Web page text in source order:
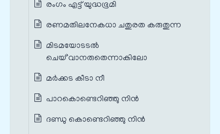
രംഗം എട്ട് യുദ്ധഭൂമി
രണമതിലനേകധാ ചതുരത കരുതുന്ന
മിടമയോടടൽ
ചെയ്`വാനരുതെന്നാകിലോ
മര്‍ക്കട കീടാ നീ
പാറകൊണ്ടെറിഞ്ഞു നിന്‍
ദണ്ഡു കൊണ്ടെറിഞ്ഞു നിന്‍